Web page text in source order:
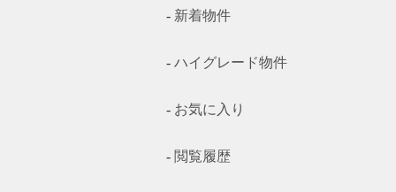
新着物件
ハイグレード物件
お気に入り
閲覧履歴